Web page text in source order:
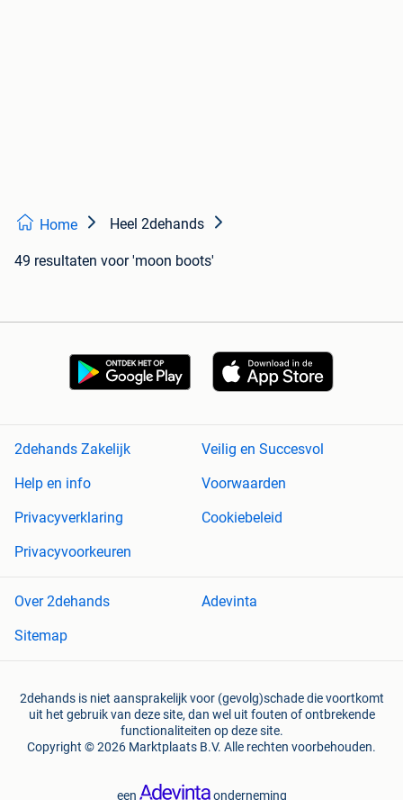
Home Heel 2dehands
49 resultaten voor 'moon boots'
2dehands Zakelijk
Veilig en Succesvol
Help en info
Voorwaarden
Privacyverklaring
Cookiebeleid
Privacyvoorkeuren
Over 2dehands
Adevinta
Sitemap
2dehands is niet aansprakelijk voor (gevolg)schade die voortkomt
uit het gebruik van deze site, dan wel uit fouten of ontbrekende
functionaliteiten op deze site.
Copyright © 2026 Marktplaats B.V. Alle rechten voorbehouden.
een onderneming